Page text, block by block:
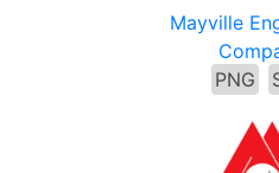
Mayville
PNG